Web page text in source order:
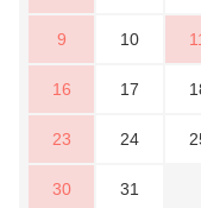
9 10
16 17
23 24
30 31